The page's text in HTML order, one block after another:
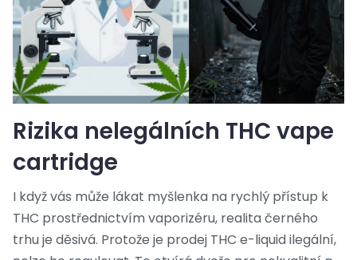
Rizika nelegálních THC vape
cartridge
I když vás může lákat myšlenka na rychlý přístup k
THC prostřednictvím vaporizéru, realita černého
trhu je děsivá. Protože je prodej THC e-liquid ilegální,